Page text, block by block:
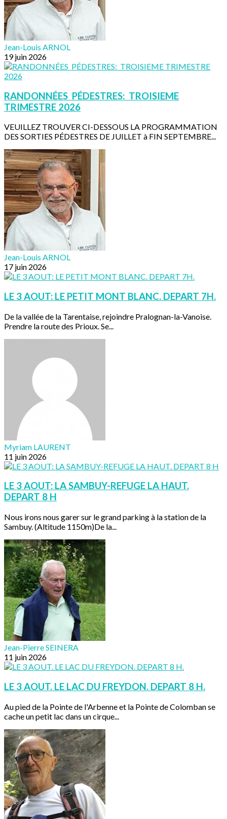
Jean-Louis ARNOL
19 juin 2026
RANDONNÉES PÉDESTRES: TROISIEME
TRIMESTRE 2026
VEUILLEZ TROUVER CI-DESSOUS LA PROGRAMMATION
DES SORTIES PÉDESTRES DE JUILLET à FIN SEPTEMBRE...
Jean-Louis ARNOL
17 juin 2026
LE 3 AOUT: LE PETIT MONT BLANC. DEPART 7H.
De la vallée de la Tarentaise, rejoindre Pralognan-la-Vanoise.
Prendre la route des Prioux. Se...
Myriam LAURENT
11 juin 2026
LE 3 AOUT: LA SAMBUY-REFUGE LA HAUT.
DEPART 8 H
Nous irons nous garer sur le grand parking à la station de la
Sambuy. (Altitude 1150m)De la...
Jean-Pierre SEINERA
11 juin 2026
LE 3 AOUT. LE LAC DU FREYDON. DEPART 8 H.
Au pied de la Pointe de l'Arbenne et la Pointe de Colomban se
cache un petit lac dans un cirque...